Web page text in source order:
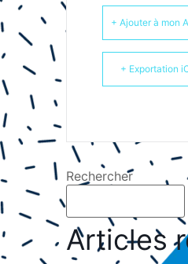
+ Ajouter à mon
+ Exportation
Rechercher
Articles